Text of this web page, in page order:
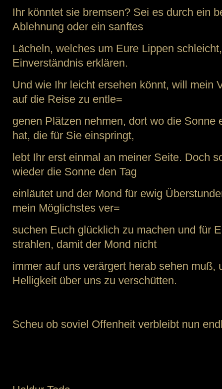
Ihr könntet sie bremsen? Sei es durch ein
Ablehnung oder ein sanftes
Lächeln, welches um Eure Lippen
Einverständnis erklären.
Und wie Ihr leicht ersehen könnt, will mein
auf die Reise zu entle=
genen Plätzen nehmen, dort wo die Sonne
hat, die für Sie einspringt,
lebt Ihr erst einmal an meiner Seite. Doch
wieder die Sonne den Tag
einläutet und der Mond für ewig
mein Möglichstes ver=
suchen Euch glücklich zu machen und für
strahlen, damit der Mond nicht
immer auf uns verärgert herab sehen muß,
Helligkeit über uns zu verschütten.
Scheu ob soviel Offenheit verbleibt nun